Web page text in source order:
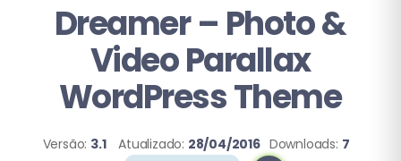
Dreamer– Photo &
Video Parallax
WordPress Theme
Versão: 3.1 Atualizado: 28/04/2016 Downloads: 7